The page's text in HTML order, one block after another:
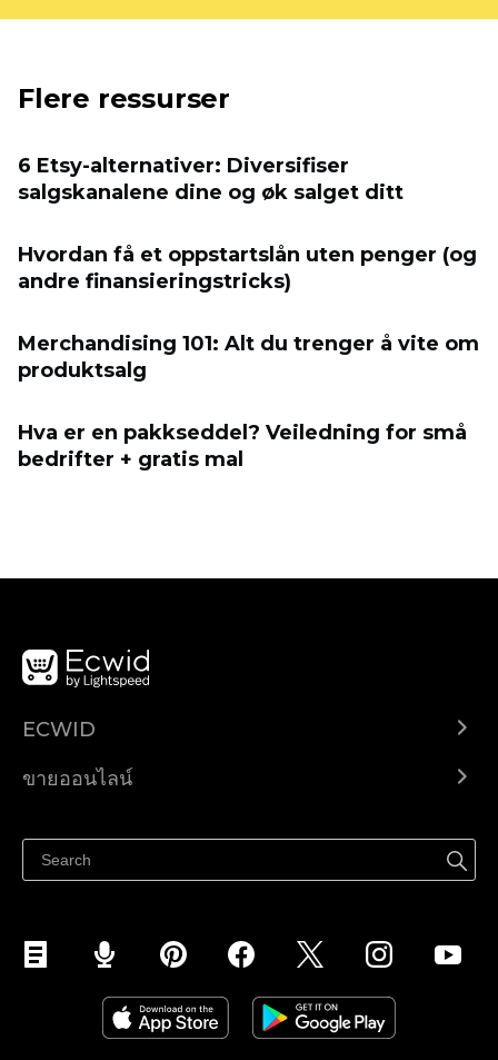
Flere ressurser
6 Etsy-alternativer: Diversifiser
salgskanalene dine og øk salget ditt
Hvordan få et oppstartslån uten penger (og
andre finansieringstricks)
Merchandising 101: Alt du trenger å vite om
produktsalg
Hva er en pakkseddel? Veiledning for små
bedrifter + gratis mal
ECWID
ราคา
ขายออนไลน์
ขายบนเฟสบุ๊ค